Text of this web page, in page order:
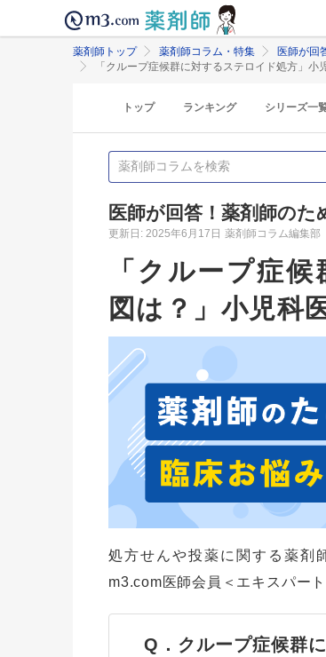
薬剤師トップ 薬剤師コラム・特集
医師が回
「クループ症候群に対するステロイド処方」小
トップ ランキング シリーズ一
医師が回答！薬剤師のた
更新日: 2025年6月17日 薬剤師コラム編集部
「クループ症
図は？」小児科
処方せんや投薬に関する薬剤
m3.com医師会員＜エキスパー
Q．クループ症候群